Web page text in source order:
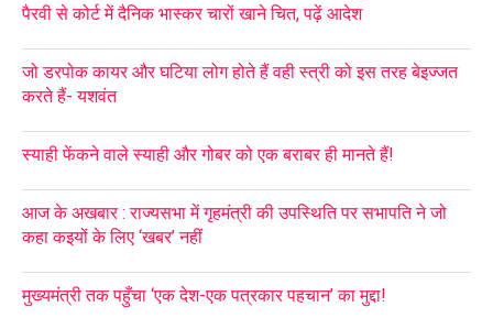
पैरवी से कोर्ट में दैनिक भास्कर चारों खाने चित, पढ़ें आदेश
जो डरपोक कायर और घटिया लोग होते हैं वही स्त्री को इस तरह बेइज्जत
करते हैं- यशवंत
स्याही फेंकने वाले स्याही और गोबर को एक बराबर ही मानते हैं!
आज के अखबार : राज्यसभा में गृहमंत्री की उपस्थिति पर सभापति ने जो
कहा कइयों के लिए ‘खबर’ नहीं
मुख्यमंत्री तक पहुँचा ‘एक देश-एक पत्रकार पहचान’ का मुद्दा!